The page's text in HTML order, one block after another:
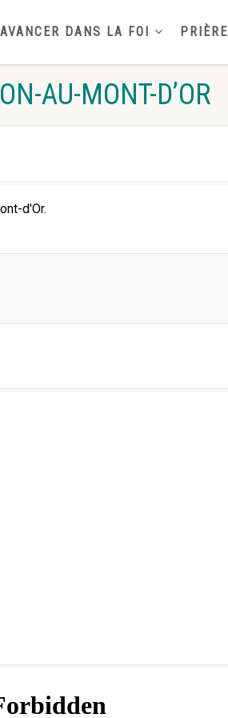
AVANCER DANS LA FOI PRIÈRE
AU-MONT-D’OR
d'Or.